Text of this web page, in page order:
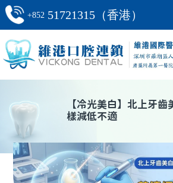
+852 51721315（香港）
【冷光美白】 北上牙齒
樣減低不適